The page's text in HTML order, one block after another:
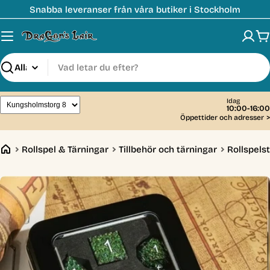
till
innehåll
Snabba leveranser från våra butiker i Stockholm
Sök
Idag
10:00-16:00
Öppettider och adresser >
Rollspel & Tärningar Tillbehör och tärningar